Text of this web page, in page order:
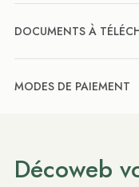
DOCUMENTS À
MODES DE PAIEMENT
Décoweb